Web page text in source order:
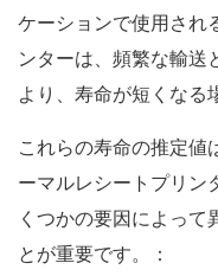
ケーションで使用され
ンターは、頻繁な輸送
より、寿命が短くなる
これらの寿命の推定値
ーマルレシートプリン
くつかの要因によって
とが重要です。：